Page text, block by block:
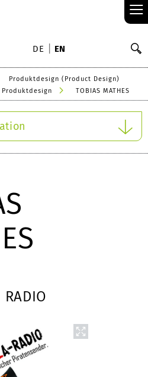
≡
DE EN
Produktdesign (Product Design)
TOBIAS MATHES
RADIO